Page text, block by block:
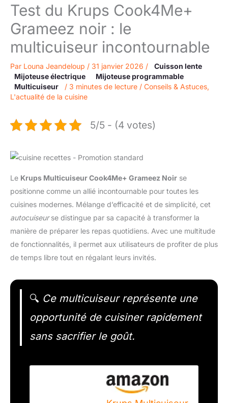
Test du Krups Cook4Me+
Grameez noir : le
multicuiseur incontournable
Par Louna Jeandeloup / 31 janvier 2026 /
Cuisson lente
Mijoteuse électrique
Mijoteuse programmable
Multicuiseur
/ 3 minutes de lecture / Conseils & Astuces,
L'actualité de la cuisine
5/5 - (4 votes)
Le Krups Multicuiseur Cook4Me+ Grameez Noir se
positionne comme un allié incontournable pour toutes les
cuisines modernes. Mélange d’efficacité et de simplicité, cet
autocuiseurse distingue par sa capacité à transformer la
manière de préparer les repas quotidiens. Avec une multitude
de fonctionnalités, il permet aux utilisateurs de profiter de plus
de temps libre tout en régalant leurs invités.
🔍 Ce multicuiseur représente une
opportunité de cuisiner rapidement
sans sacrifier le goût.